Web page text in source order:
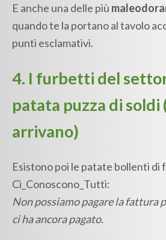
E anche una delle più
quando te la portano al tavolo
punti esclamativi.
4. I furbetti del
patata puzza di soldi
arrivano)
Esistono poi le patate bollenti di
Ci_Conoscono_Tutti:
Non possiamo pagare la fattura
ci ha ancora pagato.